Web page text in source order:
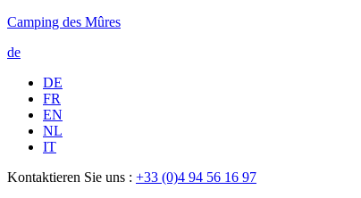
Camping des Mûres
de
DE
FR
EN
NL
IT
Kontaktieren Sie uns : +33 (0)4 94 56 16 97